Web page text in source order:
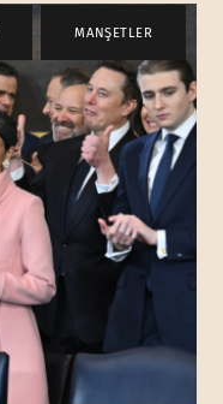
MANŞETLER